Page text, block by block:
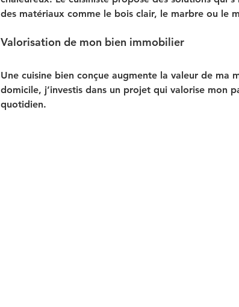
des matériaux comme le bois clair, le marbre ou le
Valorisation de mon bien immobilier
Une cuisine bien conçue augmente la valeur de ma
domicile, j’investis dans un projet qui valorise mon
quotidien.